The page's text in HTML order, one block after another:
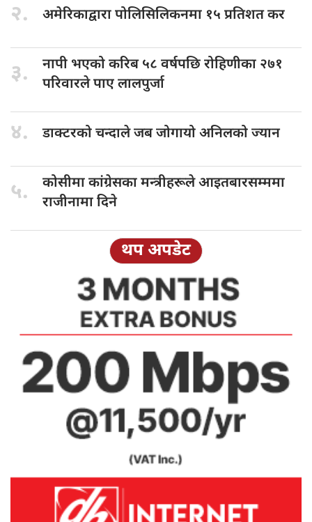
२. अमेरिकाद्वारा पोलिसिलिकनमा १५ प्रतिशत कर
३. नापी भएकोकरिब ५८ वर्षपछि रोहिणीका २७१
परिवारले पाए लालपुर्जा
४. डाक्टरको चन्दालेजब जोगायो अनिलको ज्यान
५. कोसीमा कांग्रेसकामन्त्रीहरूले आइतबारसम्ममा
राजीनामा दिने
थप अपडेट